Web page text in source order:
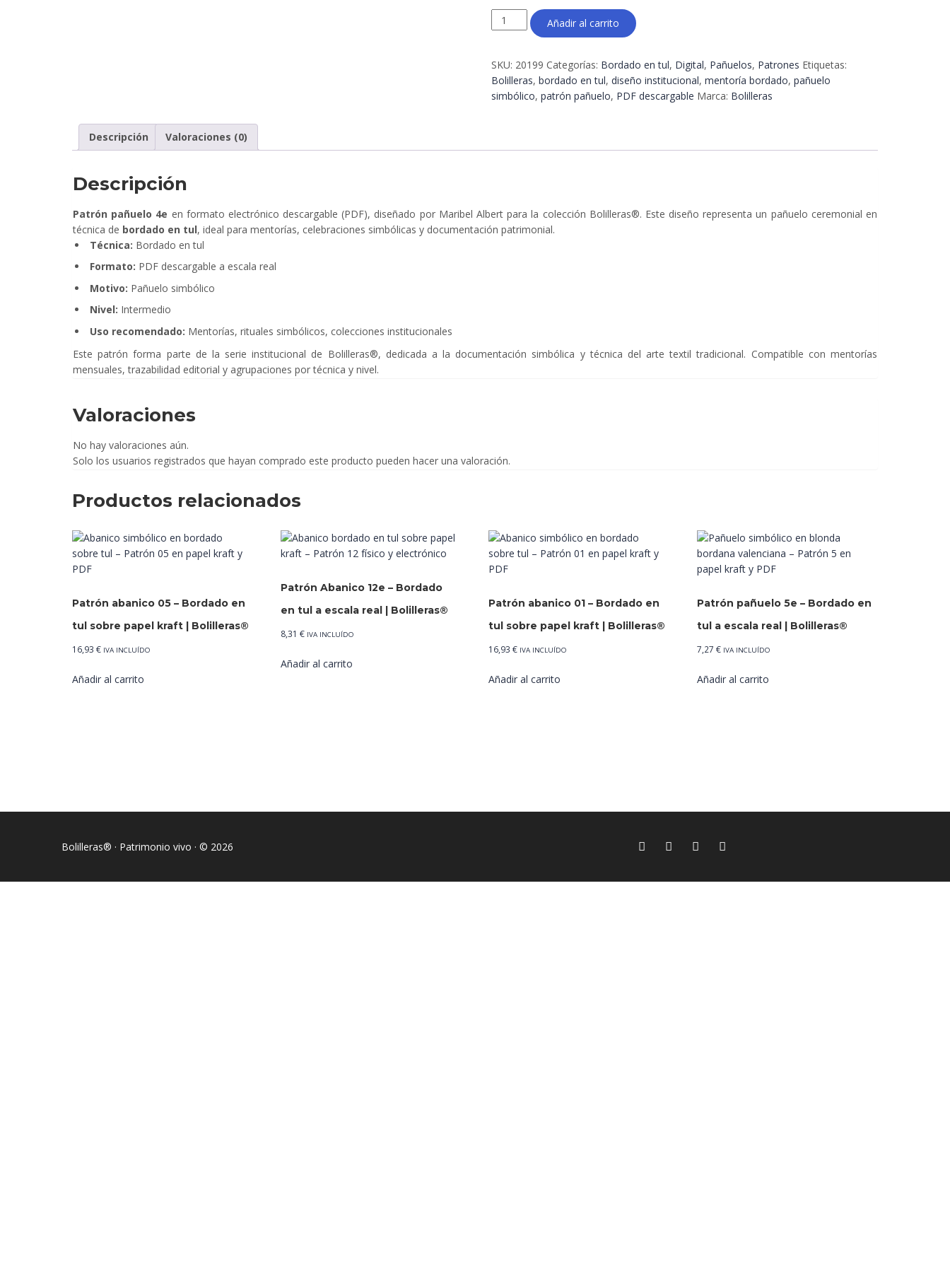
Patrón
pañuelo
–
Bordado
en
Añadir al carrito
SKU: 20199 Categorías: Bordado en tul, Digital, Pañuelos, Patrones Etiquetas:
Bolilleras, bordado en tul, diseño institucional, mentoría bordado, pañuelo
simbólico, patrón pañuelo, PDF descargable Marca: Bolilleras
Descripción Valoraciones (0)
Descripción
Patrón pañuelo 4e en formato electrónico descargable (PDF), diseñado por Maribel Albert para la colección Bolilleras®. Este diseño representa un pañuelo ceremonial en
técnica de bordado en tul, ideal para mentorías, celebraciones simbólicas y documentación patrimonial.
Técnica: Bordado en tul
Formato: PDF descargable a escala real
Motivo: Pañuelo simbólico
Nivel: Intermedio
Uso recomendado: Mentorías, rituales simbólicos, colecciones institucionales
Este patrón forma parte de la serie institucional de Bolilleras®, dedicada a la documentación simbólica y técnica del arte textil tradicional. Compatible con mentorías
mensuales, trazabilidad editorial y agrupaciones por técnica y nivel.
Valoraciones
No hay valoraciones aún.
Solo los usuarios registrados que hayan comprado este producto pueden hacer una valoración.
Productos relacionados
Patrón abanico 05 – Bordado en
tul sobre papel kraft | Bolilleras®
16,93 € IVA INCLUÍDO
Añadir al carrito
Patrón Abanico 12e – Bordado
en tul a escala real | Bolilleras®
8,31 € IVA INCLUÍDO
Añadir al carrito
Patrón abanico 01 – Bordado en
tul sobre papel kraft | Bolilleras®
16,93€ IVA INCLUÍDO
Añadir al carrito
Patrón pañuelo 5e – Bordado en
tul a escala real | Bolilleras®
7,27€ IVA INCLUÍDO
Añadir al carrito
Bolilleras® · Patrimonio vivo · © 2026